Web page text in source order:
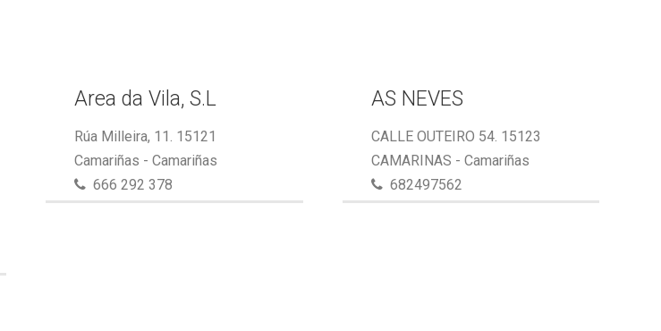
Area da Vila, S.L
Rúa Milleira, 11. 15121
Camariñas - Camariñas
666 292 378
AS NEVES
CALLE OUTEIRO 54. 15123
CAMARINAS - Camariñas
682497562